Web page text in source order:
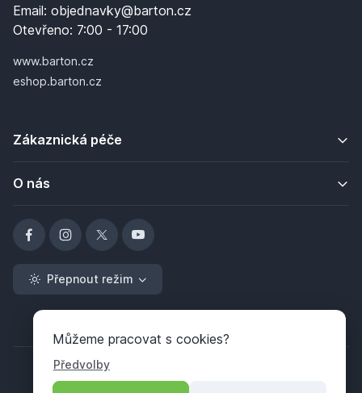
Email: objednavky@barton.cz
Otevřeno: 7:00 - 17:00
www.barton.cz
eshop.barton.cz
Zákaznická péče
O nás
Přepnout režim
Můžeme pracovat s cookies?
Předvolby